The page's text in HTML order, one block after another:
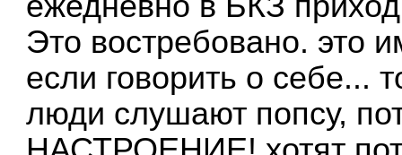
Это востребовано. это
если говорить о себе...
люди слушают попсу,